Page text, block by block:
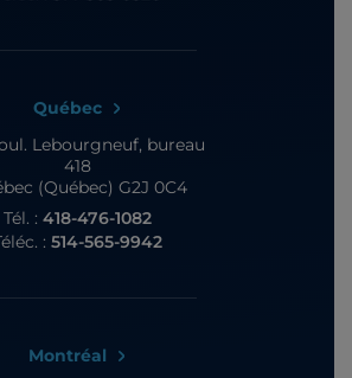
Québec
Lebourgneuf, bureau
418
(Québec) G2J 0C4
Tél. : 418-476-1082
: 514-565-9942
Montréal